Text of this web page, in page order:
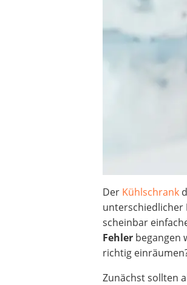
Der Kühlschrank
unterschiedlicher
scheinbar
Fehler begangen
richtig
Zunächst sollten